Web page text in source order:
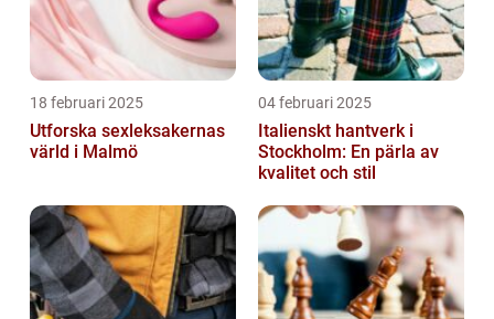
18 februari 2025
Utforska sexleksakernas
värld i Malmö
04 februari 2025
Italienskt hantverk i
Stockholm: En pärla av
kvalitet och stil